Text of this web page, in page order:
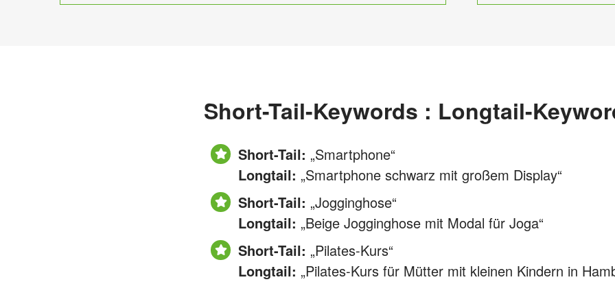
Short-Tail-Keywords : Longtail-
Short-Tail: „Smartphone“
Longtail: „Smartphone schwarz mit großem Display“
Short-Tail: „Jogginghose“
Longtail: „Beige Jogginghose mit Modal für Joga“
Short-Tail: „Pilates-Kurs“
Longtail: „Pilates-Kurs für Mütter mit kleinen Kindern in